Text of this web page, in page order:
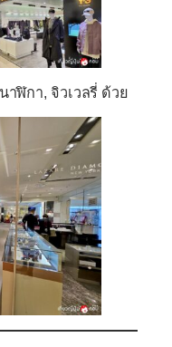
ฬิกา, จิวเวลรี่ ด้วย